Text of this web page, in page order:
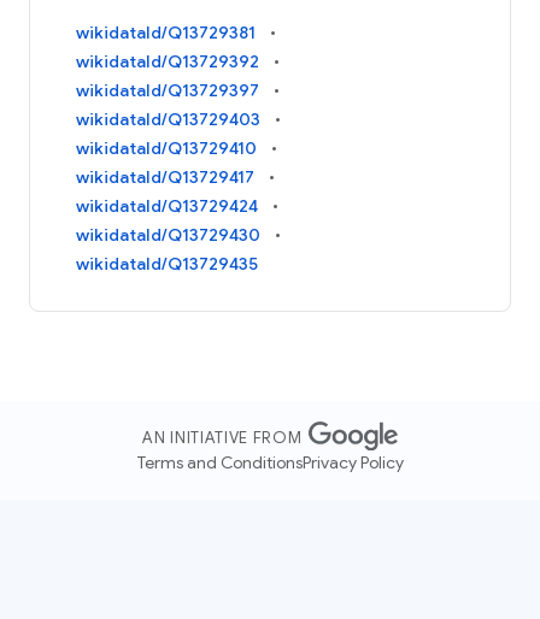
wikidataId/Q13729381
wikidataId/Q13729392
wikidataId/Q13729397
wikidataId/Q13729403
wikidataId/Q13729410
wikidataId/Q13729417
wikidataId/Q13729424
wikidataId/Q13729430
wikidataId/Q13729435
AN INITIATIVE FROM
Terms and ConditionsPrivacy Policy